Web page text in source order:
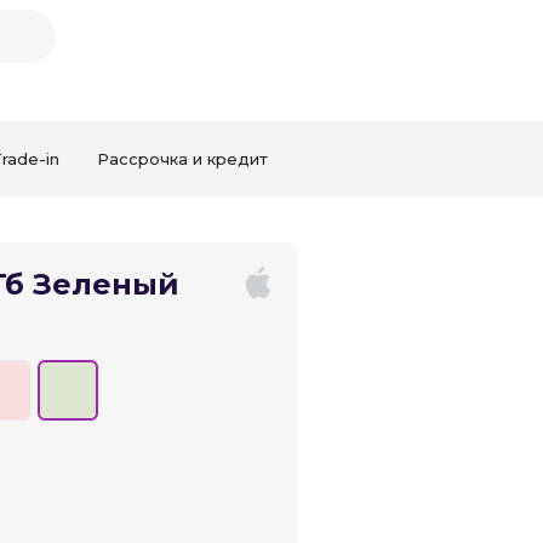
in Рассрочка и кредит
Зеленый